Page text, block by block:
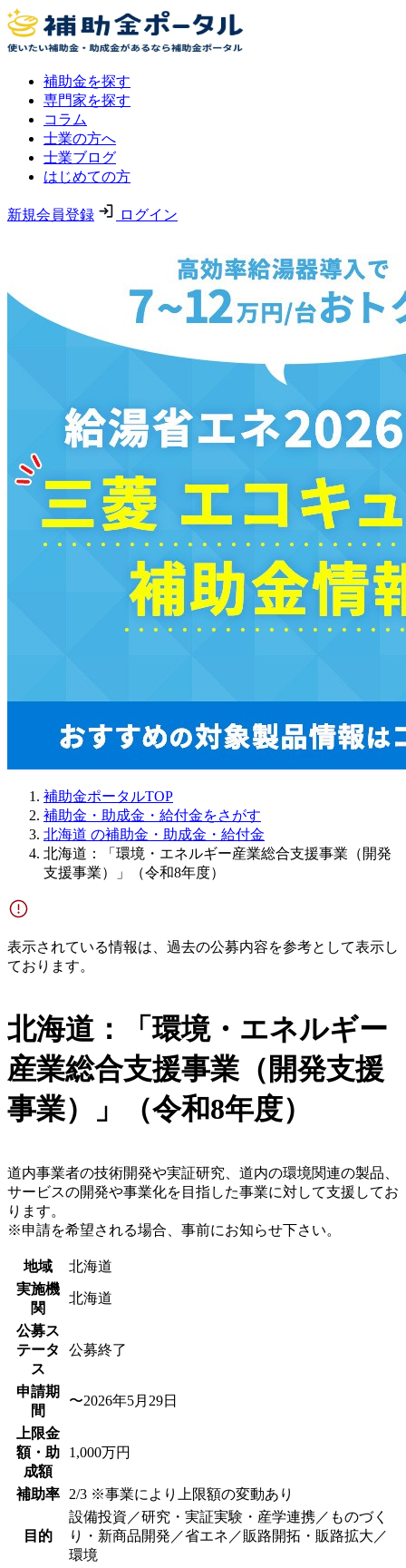
補助金を探す
専門家を探す
コラム
士業の方へ
士業ブログ
はじめての方
新規会員登録 ログイン
補助金ポータルTOP
補助金・助成金・給付金をさがす
北海道 の補助金・助成金・給付金
北海道：「環境・エネルギー産業総合支援事業（開発
支援事業）」（令和8年度）
表示されている情報は、過去の公募内容を参考として表示し
ております。
北海道：「環境・エネルギー
産業総合支援事業（開発支援
事業）」（令和8年度）
道内事業者の技術開発や実証研究、道内の環境関連の製品、
サービスの開発や事業化を目指した事業に対して支援してお
ります。
※申請を希望される場合、事前にお知らせ下さい。
地域
北海道
実施機
関
北海道
公募ス
テータ
ス
公募終了
申請期
間
〜2026年5月29日
上限金
額・助
成額
1,000万円
補助率 2/3 ※事業により上限額の変動あり
目的
設備投資／研究・実証実験・産学連携／ものづく
り・新商品開発／省エネ／販路開拓・販路拡大／
環境